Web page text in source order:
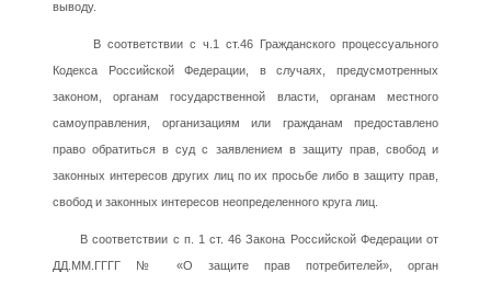
выводу.
В соответствии с ч.1 ст.46 Гражданского процессуального
Кодекса Российской Федерации, в случаях, предусмотренных
законом, органам государственной власти, органам местного
самоуправления, организациям или гражданам предоставлено
право обратиться в суд с заявлением в защиту прав, свобод и
законных интересов других лиц по их просьбе либо в защиту прав,
свобод и законных интересов неопределенного круга лиц.
В соответствии с п. 1 ст. 46 Закона Российской Федерации от
ДД.ММ.ГГГГ № «О защите прав потребителей», орган